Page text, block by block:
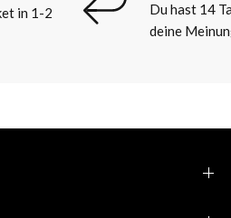
in 1-2
Du hast 14
deine